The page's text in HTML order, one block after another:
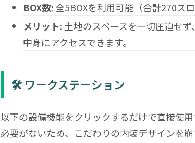
BOX数:全5BOXを利用可能（合計270スロ
メリット: 土地のスペースを一切圧迫せ
中身にアクセスできます。
🛠️ ワークステーション
以下の設備機能をクリックするだけで直接使
必要がないため、こだわりの内装デザインを崩